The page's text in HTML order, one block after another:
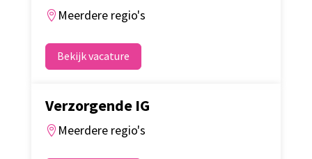
 Meerdere regio's
Bekijk vacature
Verzorgende IG
 Meerdere regio's